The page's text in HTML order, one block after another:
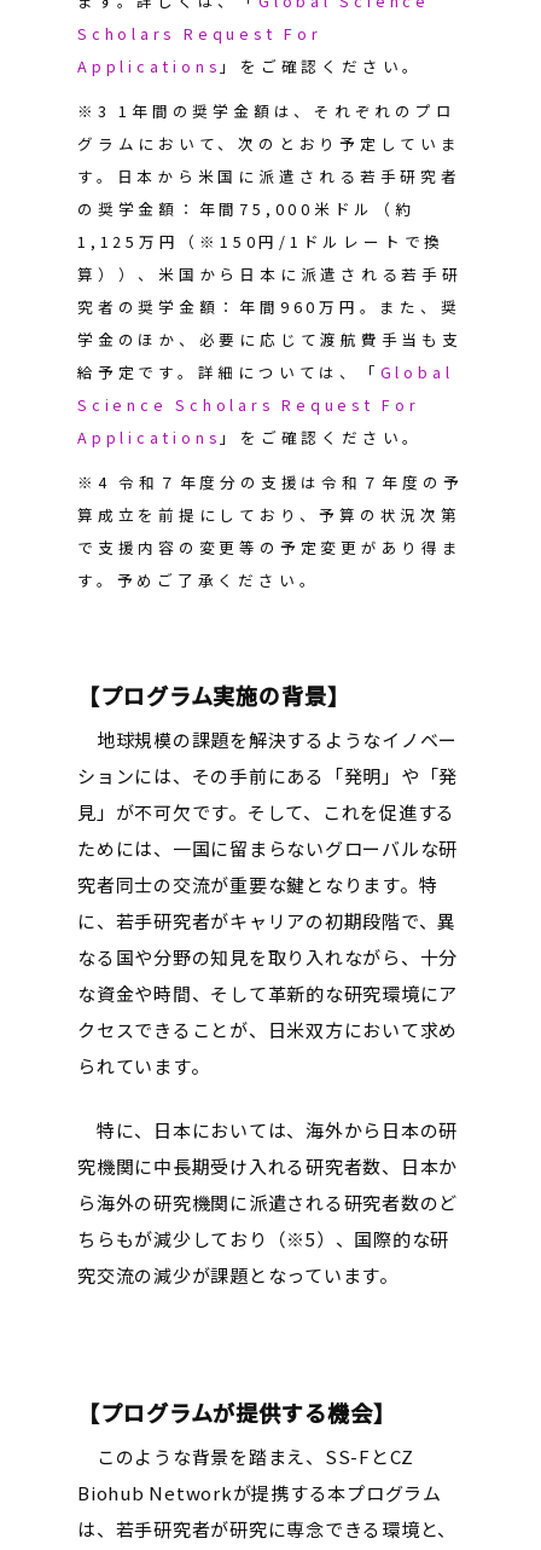
Scholars Request For
Applications 」をご確認ください。
※31年間の奨学金額は、それぞれのプロ
グラムにおいて、次のとおり予定していま
す。日本から米国に派遣される若手研究者
の奨学金額：年間75,000米ドル（約
1,125万円（※150円/1ドルレートで換
算））、米国から日本に派遣される若手研
究者の奨学金額：年間960万円。また、奨
学金のほか、必要に応じて渡航費手当も支
給予定です。詳細については、「 Global
Science Scholars Request For
Applications 」 をご確認ください。
※4 令和７年度分の支援は令和７年度の予
算成立を前提にしており、予算の状況次第
で支援内容の変更等の予定変更があり得ま
す。予めご了承ください。
【プログラム実施の背景】
地球規模の課題を解決するようなイノベー
ションには、その手前にある「発明」や「発
見」が不可欠です。そして、これを促進する
ためには、一国に留まらないグローバルな研
究者同士の交流が重要な鍵となります。特
に、若手研究者がキャリアの初期段階で、異
なる国や分野の知見を取り入れながら、十分
な資金や時間、そして革新的な研究環境にア
クセスできることが、日米双方において求め
られています。
特に、日本においては、海外から日本の研
究機関に中長期受け入れる研究者数、日本か
ら海外の研究機関に派遣される研究者数のど
ちらもが減少しており（※5）、国際的な研
究交流の減少が課題となっています。
【プログラムが提供する機会】
このような背景を踏まえ、SS-FとCZ
Biohub Networkが提携する本プログラム
は、若手研究者が研究に専念できる環境と、